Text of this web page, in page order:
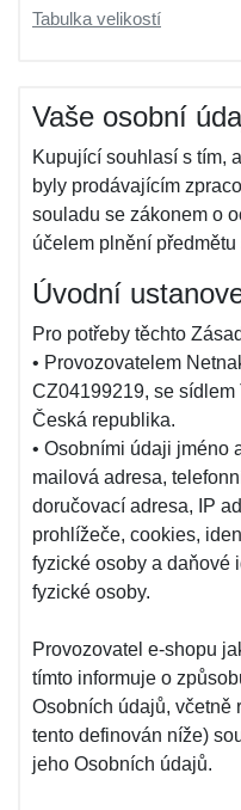
Tabulka velikostí
Vaše osobní
Kupující souhlasí s tím,
byly prodávajícím
souladu se zákonem o
účelem plnění předmětu
Úvodní
Pro potřeby těchto
• Provozovatelem
CZ04199219, se sídlem
Česká republika.
• Osobními údaji jméno
mailová adresa,
doručovací adresa, IP
prohlížeče, cookies,
fyzické osoby a daňové
fyzické osoby.
Provozovatel e-shopu
tímto informuje o
Osobních údajů, včetně
tento definován níže)
jeho Osobních údajů.